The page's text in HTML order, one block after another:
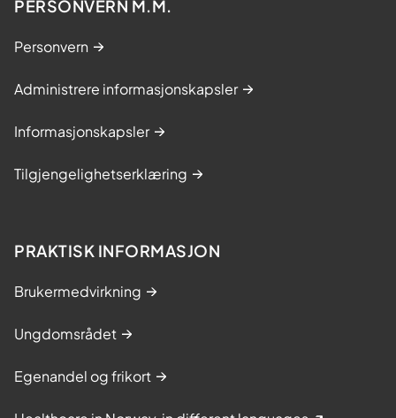
PERSONVERN M.M.
Personvern
Administrere informasjonskapsler
Informasjonskapsler
Tilgjengelighetserklæring
PRAKTISK INFORMASJON
Brukermedvirkning
Ungdomsrådet
Egenandel og frikort